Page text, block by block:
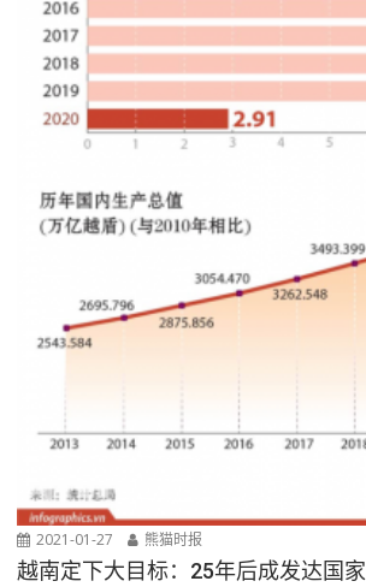
2021-01-27 熊猫时报
越南定下大目标：25年后成发达国家